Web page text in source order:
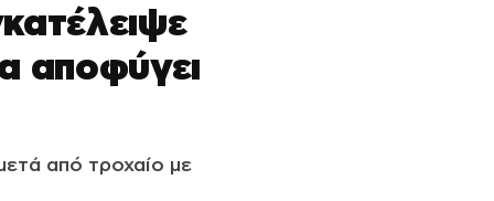
αποφύγει
από τροχαίο με